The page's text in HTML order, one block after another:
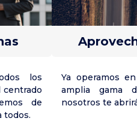
los
centrado
de
todos.
Ya operamos
amplia gama
nosotros te